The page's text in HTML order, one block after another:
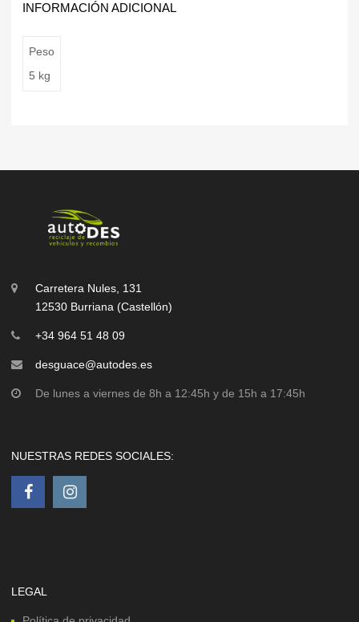
INFORMACIÓN ADICIONAL
Peso
5 kg
Carretera Nules, 131
12530 Burriana (Castellón)
+34 964 51 48 09
desguace@autodes.es
De lunes a viernes de 8h a 12:45h y de 15h a 17:45h
NUESTRAS REDES SOCIALES:
LEGAL